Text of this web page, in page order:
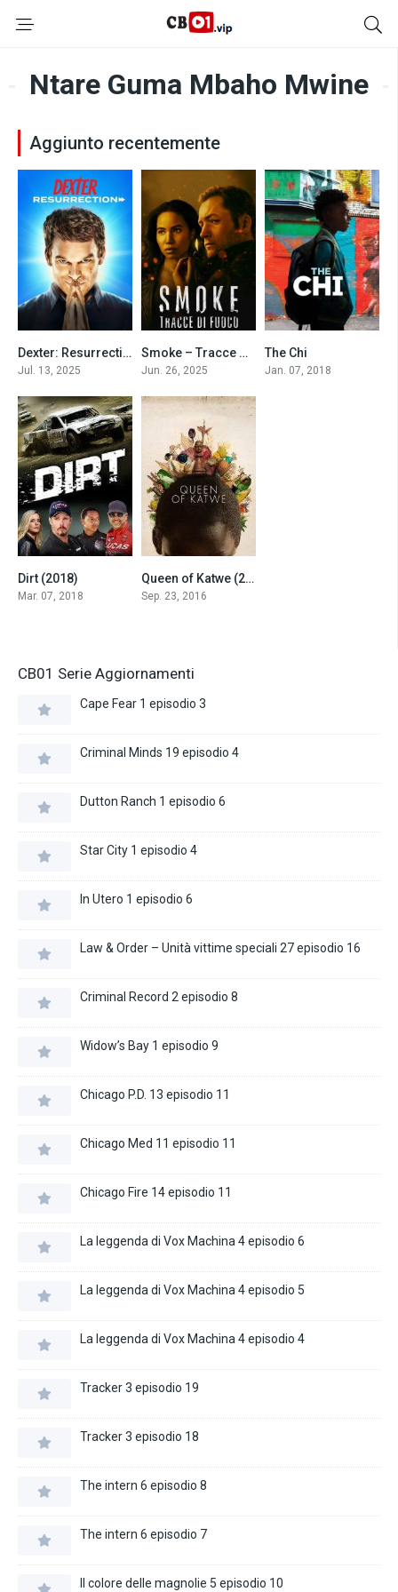
Ntare Guma Mbaho Mwine
Aggiunto recentemente
9Dexter: Resurrection
Jul. 13, 2025
5.926
Smoke – Tracce di fuoco
Jun. 26, 2025
The Chi
Jan. 07, 2018
Dirt (2018)
Mar. 07, 2018
7.4Queen of Katwe (2016)
Sep. 23, 2016
CB01 Serie Aggiornamenti
Cape Fear 1 episodio 3
Criminal Minds 19 episodio 4
Dutton Ranch 1 episodio 6
Star City 1 episodio 4
In Utero 1 episodio 6
Law & Order – Unità vittime speciali 27 episodio 16
Criminal Record 2 episodio 8
Widow’s Bay 1 episodio 9
Chicago P.D. 13 episodio 11
Chicago Med 11 episodio 11
Chicago Fire 14 episodio 11
La leggenda di Vox Machina 4 episodio 6
La leggenda di Vox Machina 4 episodio 5
La leggenda di Vox Machina 4 episodio 4
Tracker 3 episodio 19
Tracker 3 episodio 18
The intern 6 episodio 8
The intern 6 episodio 7
Il colore delle magnolie 5 episodio 10